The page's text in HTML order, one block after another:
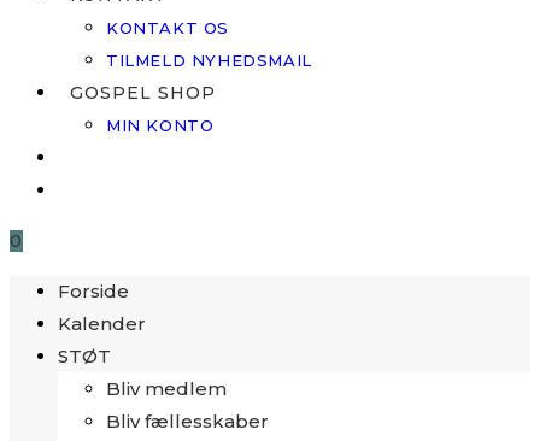
KONTAKT OS
TILMELD NYHEDSMAIL
GOSPEL SHOP
MIN KONTO
0
Forside
Kalender
STØT
Bliv medlem
Bliv fællesskaber